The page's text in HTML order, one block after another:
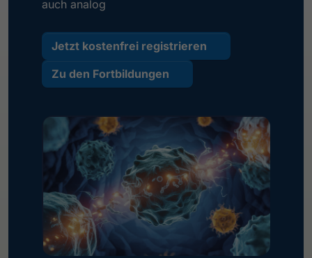
auch analog
Jetzt kostenfrei registrieren
Zu den Fortbildungen